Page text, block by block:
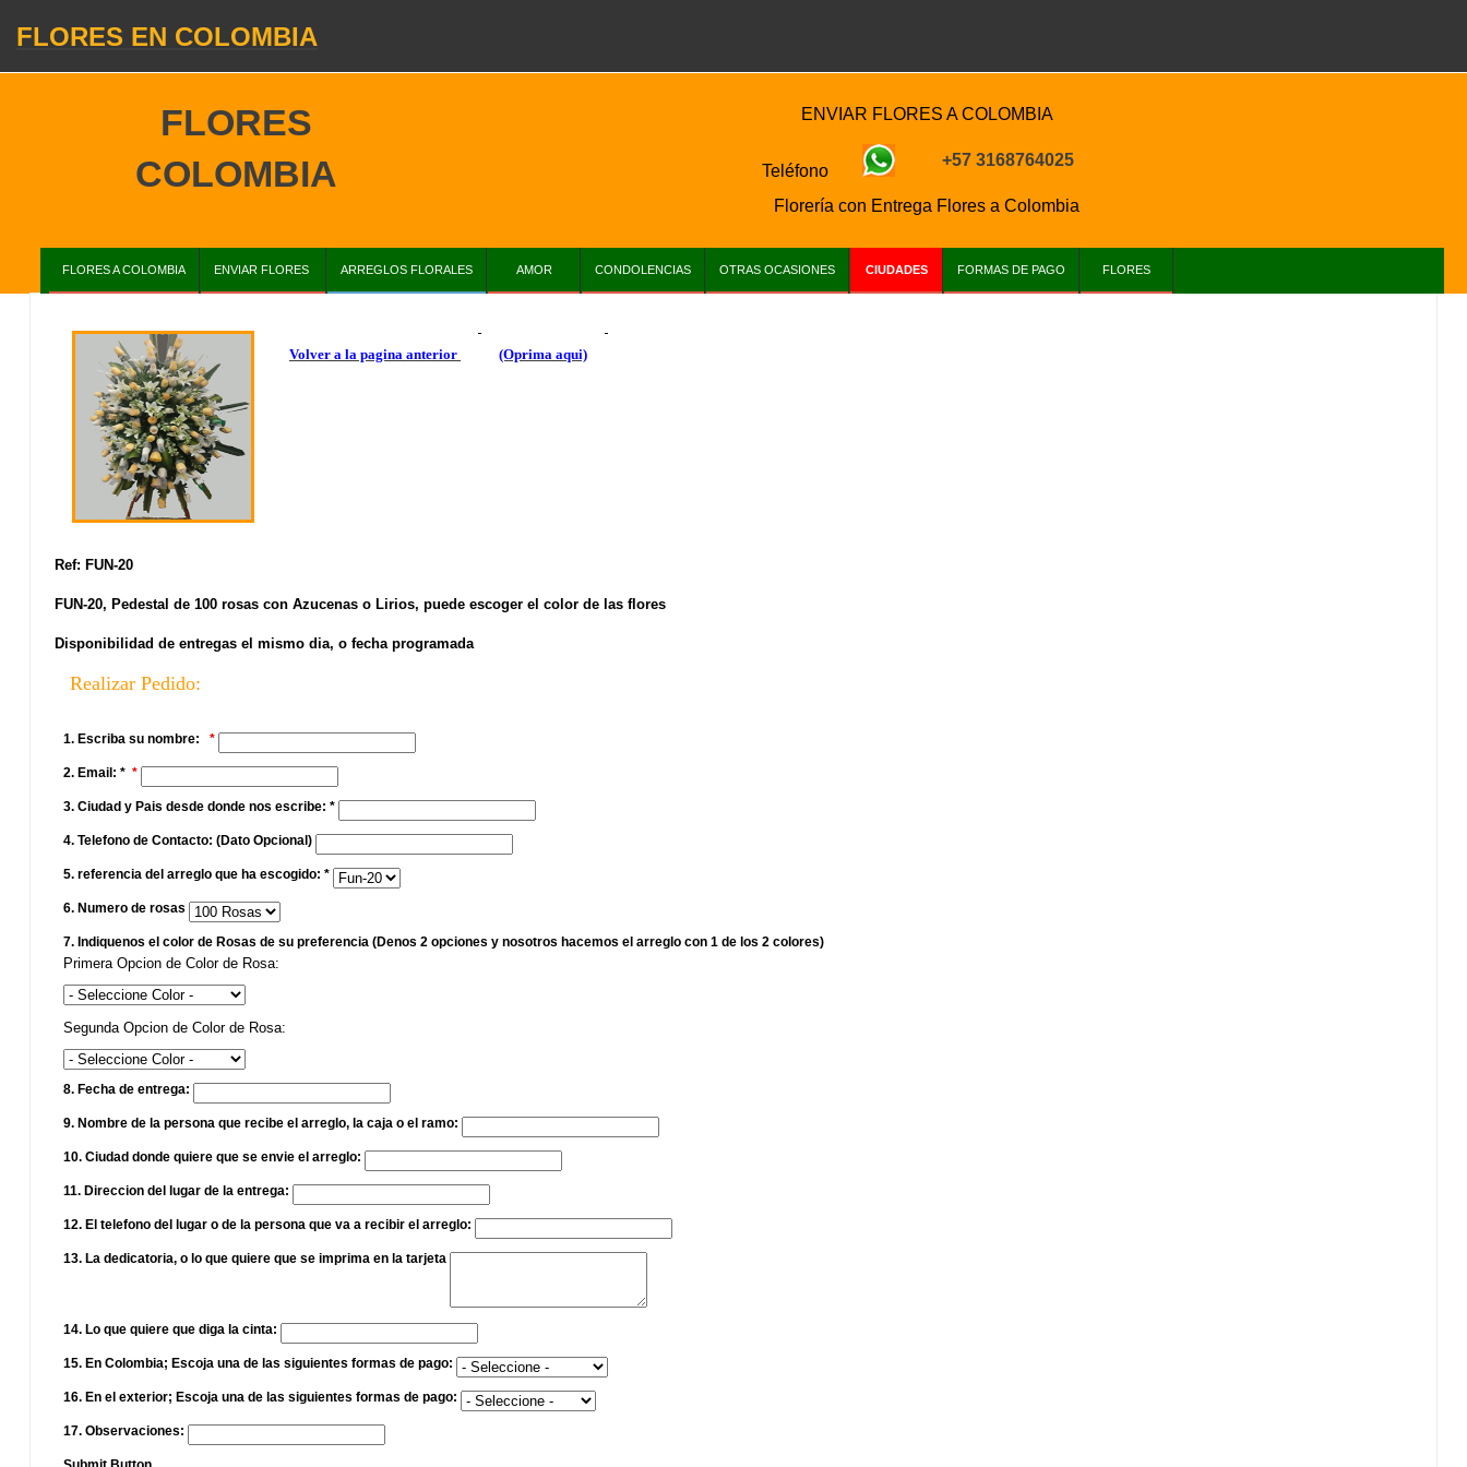
FLORES EN COLOMBIA
FLORES
COLOMBIA
ENVIAR FLORES A COLOMBIA
Teléfono
+57 3168764025
Florería con Entrega Flores a Colombia
FLORES A COLOMBIA ENVIAR FLORES ARREGLOS FLORALES AMOR CONDOLENCIAS OTRAS OCASIONES CIUDADES FORMAS DE PAGO FLORES
Volver a la pagina anterior (Oprima aqui)
Ref: FUN-20
FUN-20, Pedestal de 100 rosas con Azucenas o Lirios, puede escoger el color de las flores
Disponibilidad de entregas el mismo dia, o fecha programada
Realizar Pedido:
1. Escriba su nombre:
2. Email: *
3. Ciudad y Pais desde donde nos escribe: *
4. Telefono de Contacto: (Dato Opcional)
5. referencia del arreglo que ha escogido: *
6. Numero de rosas
7. Indiquenos el color de Rosas de su preferencia (Denos 2 opciones y nosotros hacemos el arreglo con 1 de los 2 colores)
Primera Opcion de Color de Rosa:
Segunda Opcion de Color de Rosa:
8. Fecha de entrega:
9. Nombre de la persona que recibe el arreglo, la caja o el ramo:
10. Ciudad donde quiere que se envie el arreglo:
11. Direccion del lugar de la entrega:
12. El telefono del lugar o de la persona que va a recibir el arreglo:
13. La dedicatoria, o lo que quiere que se imprima en la tarjeta
14. Lo que quiere que diga la cinta:
15. En Colombia; Escoja una de las siguientes formas de pago:
16. En el exterior; Escoja una de las siguientes formas de pago:
17. Observaciones: